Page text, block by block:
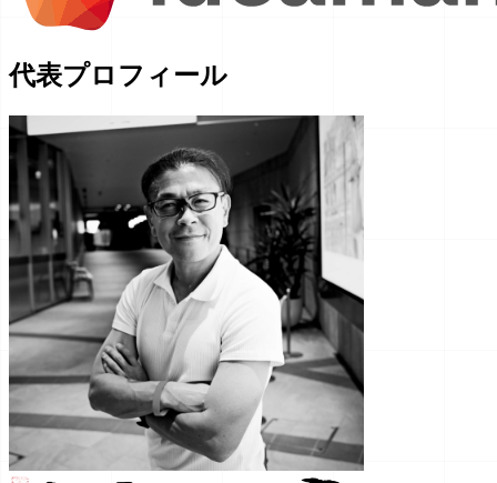
代表プロフィール